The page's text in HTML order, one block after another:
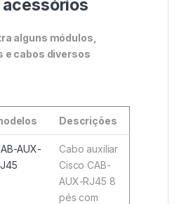
alguns módulos,
e cabos diversos
Descrições
AUX-
Cabo auxiliar
Cisco CAB-
AUX-RJ45 8
pés com